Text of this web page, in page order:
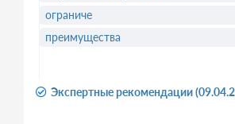
Экспертные рекомендации
ограниче
преимущества